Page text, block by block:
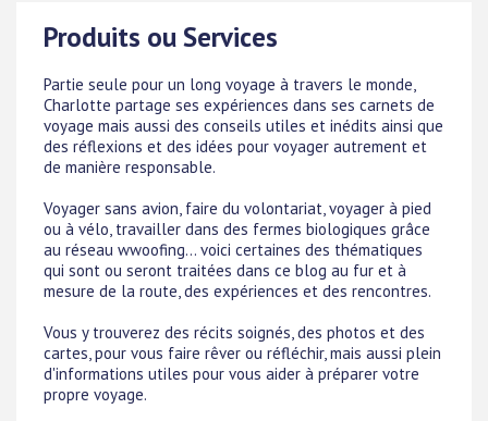
Produits ou Services
Partie seule pour un long voyage à travers le monde,
Charlotte partage ses expériences dans ses carnets de
voyage mais aussi des conseils utiles et inédits ainsi que
des réflexions et des idées pour voyager autrement et
de manière responsable.
Voyager sans avion, faire du volontariat, voyager à pied
ou à vélo, travailler dans des fermes biologiques grâce
au réseau wwoofing... voici certaines des thématiques
qui sont ou seront traitées dans ce blog au fur et à
mesure de la route, des expériences et des rencontres.
Vous y trouverez des récits soignés, des photos et des
cartes, pour vous faire rêver ou réfléchir, mais aussi plein
d'informations utiles pour vous aider à préparer votre
propre voyage.